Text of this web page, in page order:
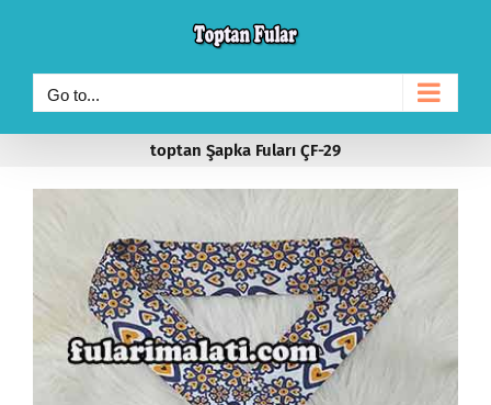
content
Go to...
toptan Şapka Fuları ÇF-29